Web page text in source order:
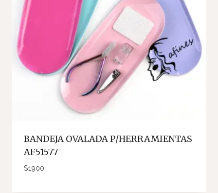
BANDEJA OVALADA P/HERRAMIENTAS
AF51577
$1900